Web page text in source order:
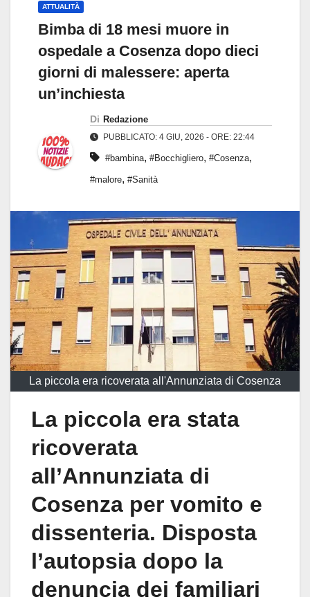
ATTUALITÀ
Bimba di 18 mesi muore in
ospedale a Cosenza dopo dieci
giorni di malessere: aperta
un’inchiesta
Di Redazione
PUBBLICATO: 4 GIU, 2026 - ORE: 22:44
#bambina, #Bocchigliero, #Cosenza,
#malore, #Sanità
La piccola era ricoverata all'Annunziata di Cosenza
La piccola era stata
ricoverata
all’Annunziata di
Cosenza per vomito e
dissenteria. Disposta
l’autopsia dopo la
denuncia dei familiari